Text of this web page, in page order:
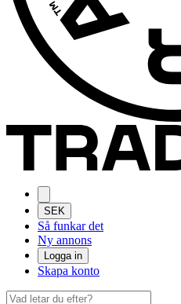
SEK
Så funkar det
Ny annons
Logga in
Skapa konto